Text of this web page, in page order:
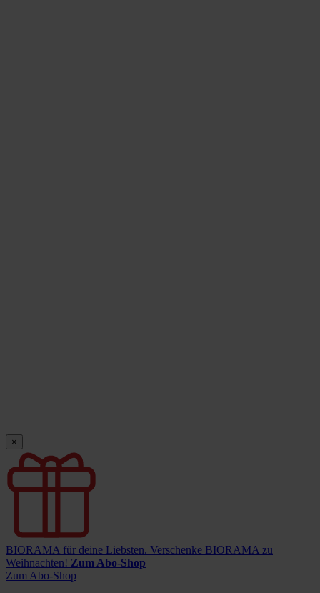
×
BIORAMA für deine Liebsten. Verschenke BIORAMA zu
Weihnachten! Zum Abo-Shop
Zum Abo-Shop